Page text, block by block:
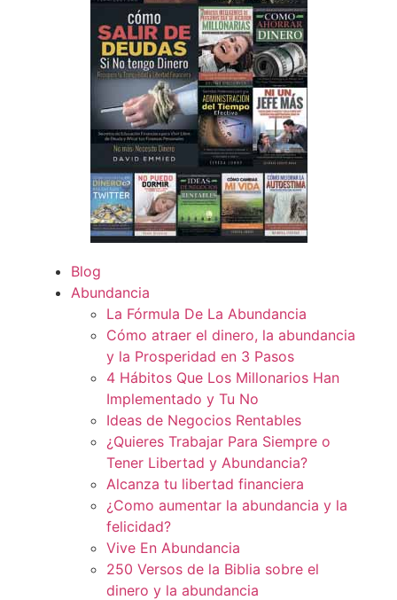
Blog
Abundancia
La Fórmula De La Abundancia
Cómo atraer el dinero, la abundancia
y la Prosperidad en 3 Pasos
4 Hábitos Que Los Millonarios Han
Implementado y Tu No
Ideas de Negocios Rentables
¿Quieres Trabajar Para Siempre o
Tener Libertad y Abundancia?
Alcanza tu libertad financiera
¿Como aumentar la abundancia y la
felicidad?
Vive En Abundancia
250 Versos de la Biblia sobre el
dinero y la abundancia